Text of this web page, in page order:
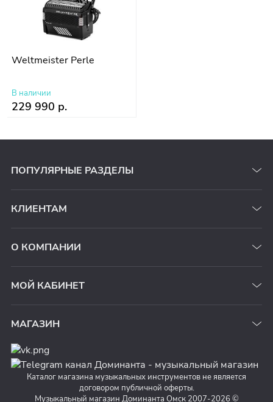
Weltmeister Perle
В наличии
229 990 р.
ПОПУЛЯРНЫЕ РАЗДЕЛЫ
КЛИЕНТАМ
О КОМПАНИИ
МОЙ КАБИНЕТ
МАГАЗИН
Каталог магазина музыкальных инструментов не является
договором публичной оферты.
Музыкальный магазин Доминанта Омск 2007-2026 ©